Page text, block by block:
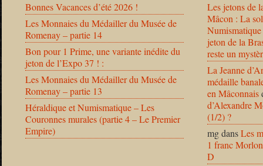
Bonnes Vacances d’été 2026 !
Les Monnaies du Médailler du Musée de
Romenay – partie 14
Bon pour 1 Prime, une variante inédite du
jeton de l’Expo 37 ! :
Les Monnaies du Médailler du Musée de
Romenay – partie 13
Héraldique et Numismatique – Les
Couronnes murales (partie 4 – Le Premier
Empire)
Les jetons de
Mâcon : La
jeton de la
reste un
La Jeanne
médaille
en Mâconnais
d’Alexandre
(1/2) ?
mgdansLes
1 franc
D